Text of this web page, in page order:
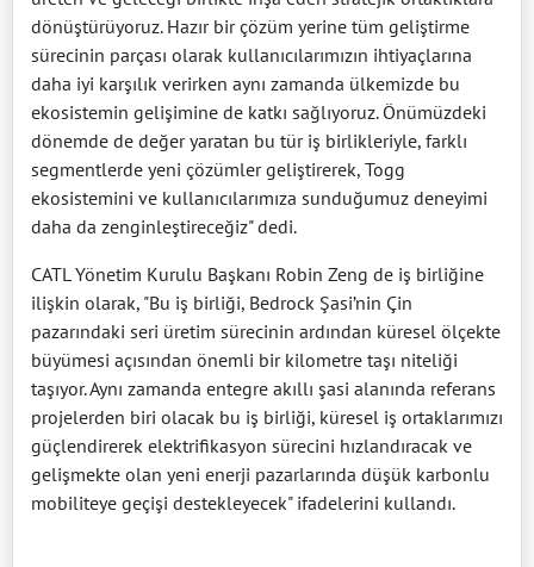
dönüştürüyoruz. Hazır bir çözüm yerine tüm geliştirme
sürecinin parçası olarak kullanıcılarımızın ihtiyaçlarına
daha iyi karşılık verirken aynı zamanda ülkemizde bu
ekosistemin gelişimine de katkı sağlıyoruz. Önümüzdeki
dönemde de değer yaratan bu tür iş birlikleriyle, farklı
segmentlerde yeni çözümler geliştirerek, Togg
ekosistemini ve kullanıcılarımıza sunduğumuz deneyimi
daha da zenginleştireceğiz" dedi.
CATL Yönetim Kurulu Başkanı Robin Zeng de iş birliğine
ilişkin olarak, "Bu iş birliği, Bedrock Şasi’nin Çin
pazarındaki seri üretim sürecinin ardından küresel ölçekte
büyümesi açısından önemli bir kilometre taşı niteliği
taşıyor. Aynı zamanda entegre akıllı şasi alanında referans
projelerden biri olacak bu iş birliği, küresel iş ortaklarımızı
güçlendirerek elektrifikasyon sürecini hızlandıracak ve
gelişmekte olan yeni enerji pazarlarında düşük karbonlu
mobiliteye geçişi destekleyecek" ifadelerini kullandı.